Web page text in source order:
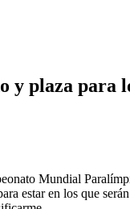
y plaza para
Mundial
estar en los que